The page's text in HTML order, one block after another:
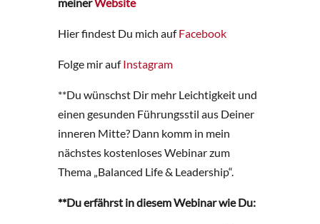
Hier findest Du mich aufFacebook
Folge mir aufInstagram
**Du wünschst Dir mehr Leichtigkeit und
einen gesunden Führungsstil aus Deiner
inneren Mitte? Dann komm in mein
nächstes kostenloses Webinar zum
Thema „Balanced Life & Leadership“.
**Du erfährst in diesem Webinar wie Du: